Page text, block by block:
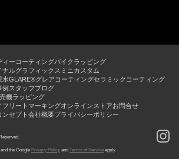
ィーコーティングバイクラッピング
ナルグラフィックス ミニカスタム
水GLARE®グレアコーティングセラミックコーティング
例 スタッフブログ
機ラッピング
フリートマーキングオンラインストアお問合せ
セプト 会社概要プライバシーポリシー
the Google Privacy Policy and Terms of Service apply.